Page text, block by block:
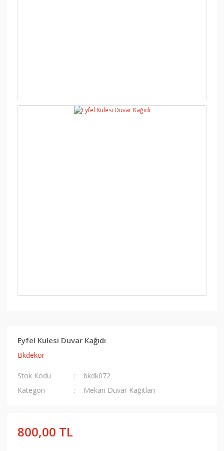
Eyfel Kulesi Duvar Kağıdı
Bkdekor
Stok Kodu
bkdk072
Kategori
Mekan Duvar Kağıtları
800,00 TL